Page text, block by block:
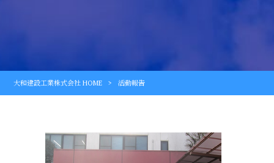
大和建設工業株式会社 HOME > 活動報告